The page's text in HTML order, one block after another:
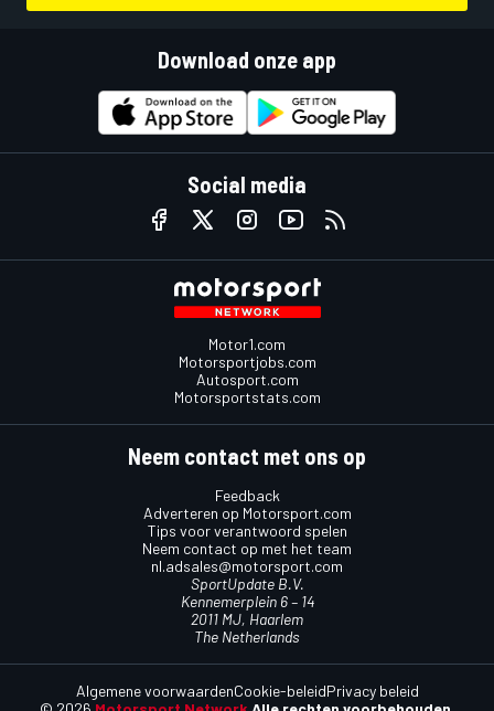
Download onze app
Social media
Motor1.com
Motorsportjobs.com
Autosport.com
Motorsportstats.com
Neem contact met ons op
Feedback
Adverteren op Motorsport.com
Tips voor verantwoord spelen
Neem contact op met het team
nl.adsales@motorsport.com
SportUpdate B.V.
Kennemerplein 6 – 14
2011 MJ, Haarlem
The Netherlands
Algemene voorwaardenCookie-beleidPrivacy beleid